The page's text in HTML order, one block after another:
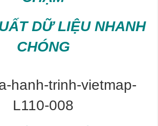
DỮ LIỆU NHANH
CHÓNG